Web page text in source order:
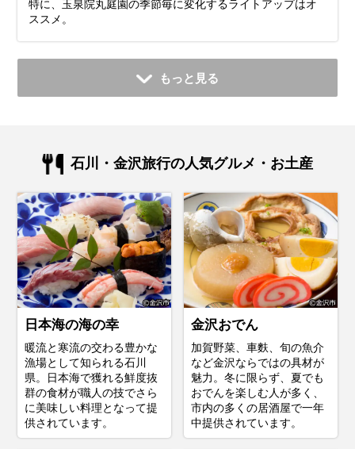
特に、玉泉院丸庭園の季節毎に変化するライトアップはオ
ススメ。
もっと見る
石川・金沢旅行の人気グルメ・お土産
日本海の海の幸
暖流と寒流の交わる豊かな
漁場として知られる石川
県。日本海で獲れる鮮度抜
群の食材が職人の技でさら
に美味しい料理となって提
供されています。
金沢おでん
加賀野菜、車麩、旬の魚介
など金沢ならではの具材が
魅力。冬に限らず、夏でも
おでんを楽しむ人が多く、
市内の多くの居酒屋で一年
中提供されています。